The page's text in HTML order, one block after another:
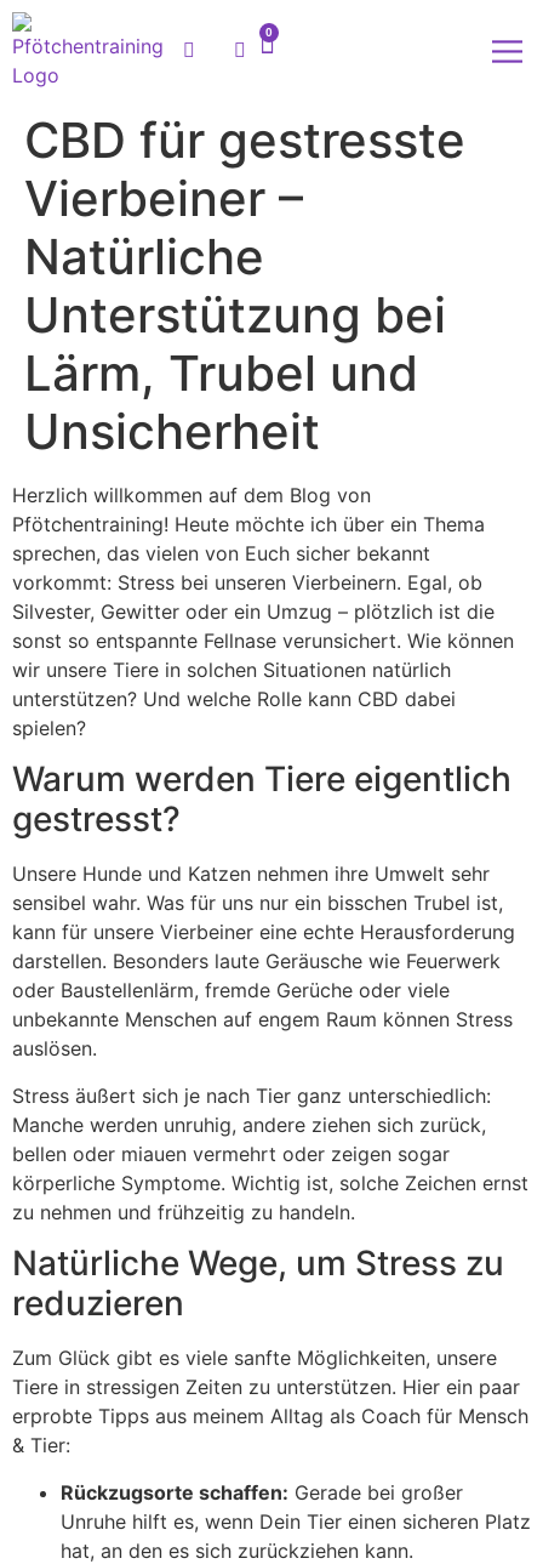
0
CBD für gestresste
Vierbeiner –
Natürliche
Unterstützung bei
Lärm, Trubel und
Unsicherheit
Herzlich willkommen auf dem Blog von
Pfötchentraining! Heute möchte ich über ein Thema
sprechen, das vielen von Euch sicher bekannt
vorkommt: Stress bei unseren Vierbeinern. Egal, ob
Silvester, Gewitter oder ein Umzug – plötzlich ist die
sonst so entspannte Fellnase verunsichert. Wie können
wir unsere Tiere in solchen Situationen natürlich
unterstützen? Und welche Rolle kann CBD dabei
spielen?
Warum werden Tiere eigentlich
gestresst?
Unsere Hunde und Katzen nehmen ihre Umwelt sehr
sensibel wahr. Was für uns nur ein bisschen Trubel ist,
kann für unsere Vierbeiner eine echte Herausforderung
darstellen. Besonders laute Geräusche wie Feuerwerk
oder Baustellenlärm, fremde Gerüche oder viele
unbekannte Menschen auf engem Raum können Stress
auslösen.
Stress äußert sich je nach Tier ganz unterschiedlich:
Manche werden unruhig, andere ziehen sich zurück,
bellen oder miauen vermehrt oder zeigen sogar
körperliche Symptome. Wichtig ist, solche Zeichen ernst
zu nehmen und frühzeitig zu handeln.
Natürliche Wege, um Stress zu
reduzieren
Zum Glück gibt es viele sanfte Möglichkeiten, unsere
Tiere in stressigen Zeiten zu unterstützen. Hier ein paar
erprobte Tipps aus meinem Alltag als Coach für Mensch
& Tier:
Rückzugsorte schaffen: Gerade bei großer
Unruhe hilft es, wenn Dein Tier einen sicheren Platz
hat, an den es sich zurückziehen kann.